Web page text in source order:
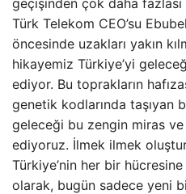
geçişinden çok daha
Türk Telekom CEO’su
öncesinde uzakları yakın
hikayemiz Türkiye’yi
ediyor. Bu toprakların
genetik kodlarında taşıyan
geleceği bu zengin miras
ediyoruz. İlmek ilmek
Türkiye’nin her bir
olarak, bugün sadece yeni